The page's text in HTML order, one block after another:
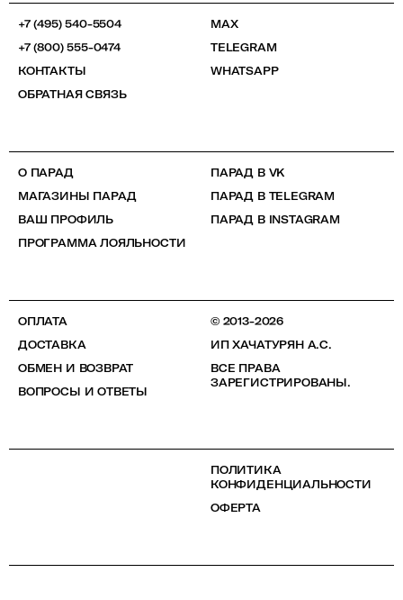
+7 (495) 540-5504
+7 (800) 555-0474
КОНТАКТЫ
ОБРАТНАЯ СВЯЗЬ
MAX
TELEGRAM
WHATSAPP
О ПАРАД
МАГАЗИНЫ ПАРАД
ВАШ ПРОФИЛЬ
ПРОГРАММА ЛОЯЛЬНОСТИ
ПАРАД В VK
ПАРАД В TELEGRAM
ПАРАД В INSTAGRAM
ОПЛАТА
ДОСТАВКА
ОБМЕН И ВОЗВРАТ
ВОПРОСЫ И ОТВЕТЫ
© 2013-2026
ИП ХАЧАТУРЯН А.С.
ВСЕ ПРАВА
ЗАРЕГИСТРИРОВАНЫ.
ПОЛИТИКА
КОНФИДЕНЦИАЛЬНОСТИ
ОФЕРТА